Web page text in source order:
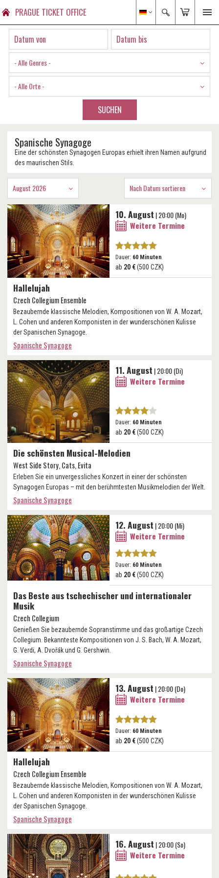
PRAGUE TICKET OFFICE
- Alle Genres -
- Alle Orte -
SUCHEN
Spanische Synagoge
Eine der schönsten Synagogen Europas erhielt ihren Namen aufgrund
des maurischen Stils.
August 2026 Nach Datum sortieren
Hallelujah
Czech Collegium Ensemble
Bezaubernde klassische Melodien, Kompositionen von W. A. Mozart,
L. Cohen und anderen Komponisten in der wunderschönen Kulisse
der Spanischen Synagoge.
Spanische Synagoge
10. August | 20:00 (Mo)
Weitere Termine
Dauer: 60 Minuten
ab 20 €(500 CZK)
Die schönsten Musical-Melodien
West Side Story, Cats, Evita
Erleben Sie ein unvergessliches Konzert in einer der schönsten
Synagogen Europas – mit den berühmtesten Musikmelodien der Welt.
Spanische Synagoge
11. August | 20:00 (Di)
Weitere Termine
Dauer: 60 Minuten
ab 20 €(500 CZK)
Das Beste aus tschechischer und internationaler
Musik
Czech Collegium
Genießen Sie bezaubernde Sopranstimme und das großartige Czech
Collegium. Bekannteste Kompositionen von J. S. Bach, W. A. Mozart,
G. Verdi, A. Dvořák und G. Gershwin.
Spanische Synagoge
12. August | 20:00 (Mi)
Weitere Termine
Dauer: 60 Minuten
ab 20 €(500 CZK)
Hallelujah
Czech Collegium Ensemble
Bezaubernde klassische Melodien, Kompositionen von W. A. Mozart,
L. Cohen und anderen Komponisten in der wunderschönen Kulisse
der Spanischen Synagoge.
Spanische Synagoge
13. August | 20:00 (Do)
Weitere Termine
Dauer: 60 Minuten
ab 20 €(500 CZK)
16. August | 20:00 (So)
Weitere Termine